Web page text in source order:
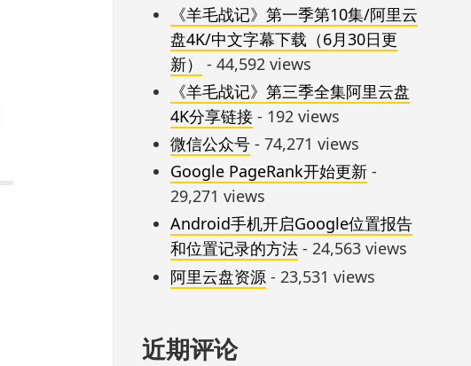
《羊毛战记》第一季第10集/阿里云
盘4K/中文字幕下载（6月30日更
新）
- 44,592 views
《羊毛战记》第三季全集阿里云盘
4K分享链接- 192 views
微信公众号- 74,271 views
Google PageRank开始更新-
29,271 views
Android手机开启Google位置报告
和位置记录的方法- 24,563 views
阿里云盘资源- 23,531 views
近期评论